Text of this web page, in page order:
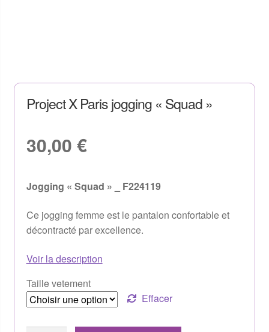
Project X Paris jogging « Squad »
30,00 €
Jogging « Squad » _ F224119
Ce jogging femme est le pantalon confortable et
décontracté par excellence.
Voir la description
Taille vetement
Effacer